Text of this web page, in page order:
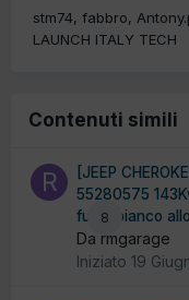
stm74 fabbro
LAUNCH ITALY TECH
Contenuti simili
8
[JEEP
55280575
fumo bianco
Da rmgarage
Iniziato 19